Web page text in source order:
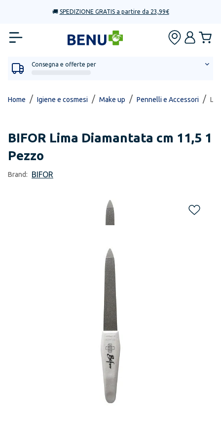
🚚 SPEDIZIONE GRATIS a partire da 23,99€
Consegna e offerte per
Home / Igiene e cosmesi / Make up / Pennelli e Accessori /
BIFOR Lima Diamantata cm 11,5 1
Pezzo
Brand: BIFOR